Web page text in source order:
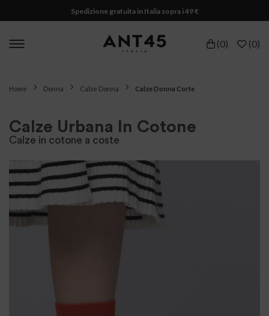
Spedizione gratuita in Italia sopra i 49 €
(0) (0)
Home Donna Calze Donna Calze Donna Corte
Calze Urbana In Cotone
Calze in cotone a coste